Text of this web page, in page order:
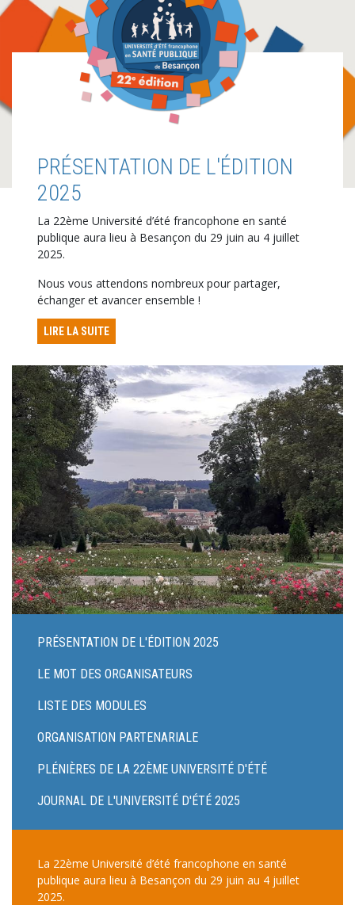
PRÉSENTATION DE L'ÉDITION
2025
La 22ème Université d’été francophone en santé
publique aura lieu à Besançon du 29 juin au 4 juillet
2025.
Nous vous attendons nombreux pour partager,
échanger et avancer ensemble !
LIRE LA SUITE
PRÉSENTATION DE L'ÉDITION 2025
LE MOT DES ORGANISATEURS
LISTE DES MODULES
ORGANISATION PARTENARIALE
PLÉNIÈRES DE LA 22ÈME UNIVERSITÉ D'ÉTÉ
JOURNAL DE L'UNIVERSITÉ D'ÉTÉ 2025
La 22ème Université d’été francophone en santé
publique aura lieu à Besançon du 29 juin au 4 juillet
2025.